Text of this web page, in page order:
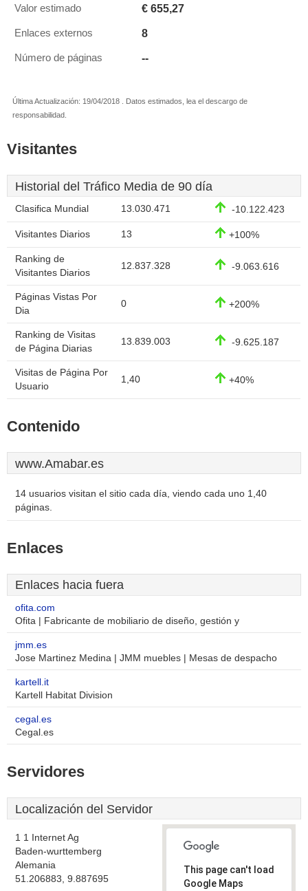
Valor estimado € 655,27
Enlaces externos 8
Número de páginas --
Última Actualización: 19/04/2018 . Datos estimados, lea el descargo de
responsabilidad.
Visitantes
Historial del Tráfico Media de 90 día
Clasifica Mundial 13.030.471 -10.122.423
Visitantes Diarios 13 +100%
Ranking de
Visitantes Diarios
12.837.328 -9.063.616
Páginas Vistas Por
Dia
0 +200%
Ranking de Visitas
de Página Diarias
13.839.003 -9.625.187
Visitas de Página Por
Usuario
1,40 +40%
Contenido
www.Amabar.es
14 usuarios visitan el sitio cada día, viendo cada uno 1,40
páginas.
Enlaces
Enlaces hacia fuera
ofita.com
Ofita | Fabricante de mobiliario de diseño, gestión y
jmm.es
Jose Martinez Medina | JMM muebles | Mesas de despacho
kartell.it
Kartell Habitat Division
cegal.es
Cegal.es
Servidores
Localización del Servidor
1 1 Internet Ag
Baden-wurttemberg
Alemania
51.206883, 9.887695
This page can't load
Google Maps